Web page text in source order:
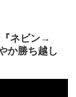
『ネビン→
か勝ち越し